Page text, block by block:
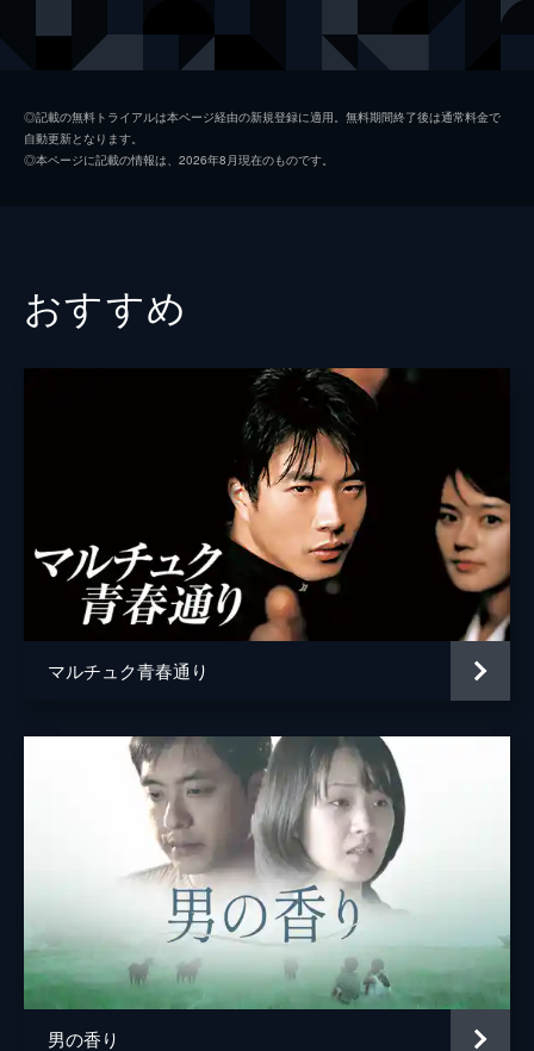
フランク・ジョン・ヒューズ
製作
リック・ゴメス
フランク・ジョン・ヒューズ
◎記載の無料トライアルは本ページ経由の新規登録に適用。無料期間終了後は通常料金で
自動更新となります。
◎本ページに記載の情報は、2026年8月現在のものです。
おすすめ
マルチュク青春通り
男の香り